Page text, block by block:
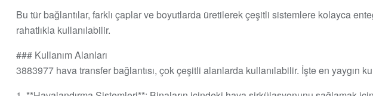
Bu tür bağlantılar, farklı çaplar ve boyutlarda üretilerek çeşitli sistemlere kolayca
rahatlıkla kullanılabilir.
### Kullanım Alanları
3883977 hava transfer bağlantısı, çok çeşitli alanlarda kullanılabilir. İşte en yaygın